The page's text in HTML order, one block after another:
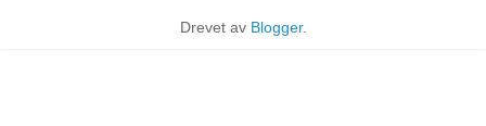
Drevet av Blogger.